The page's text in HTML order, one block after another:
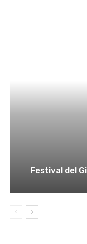
Festival del